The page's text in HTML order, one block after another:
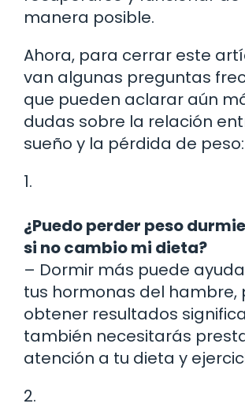
manera posible.
Ahora, para cerrar este
van algunas preguntas
que pueden aclarar aún
dudas sobre la relación
sueño y la pérdida de peso:
1.
¿Puedo perder peso
si no cambio mi dieta?
– Dormir más puede
tus hormonas del hambre,
obtener resultados
también necesitarás
atención a tu dieta y
2.